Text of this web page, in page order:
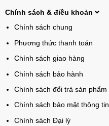
Chính sách & điều khoản
Chính sách chung
Phương thức thanh toán
Chính sách giao hàng
Chính sách bảo hành
Chính sách đổi trả sản phẩm
Chính sách bảo mật thông tin
Chính sách Đại lý